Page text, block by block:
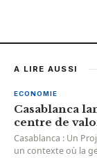
A LIRE AUSSI
ECONOMIE
Casablanca
centre de
Casablanca : Un
un contexte où la